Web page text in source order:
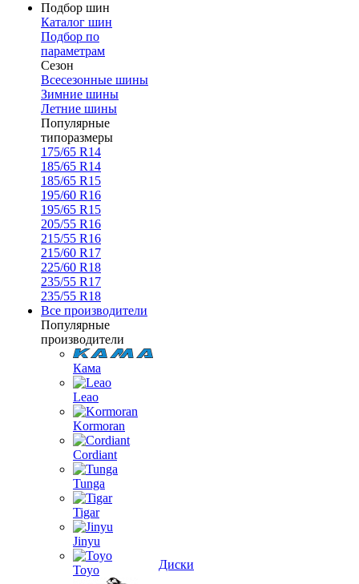
Подбор шин
Каталог шин
Подбор по
параметрам
Сезон
Всесезонные шины
Зимние шины
Летние шины
Популярные
типоразмеры
175/65 R14
185/65 R14
185/65 R15
195/60 R16
195/65 R15
205/55 R16
215/55 R16
215/60 R17
225/60 R18
235/55 R17
235/55 R18
Все производители
Популярные
производители
Кама
Leao
Kormoran
Cordiant
Tunga
Tigar
Jinyu
Toyo
Диски